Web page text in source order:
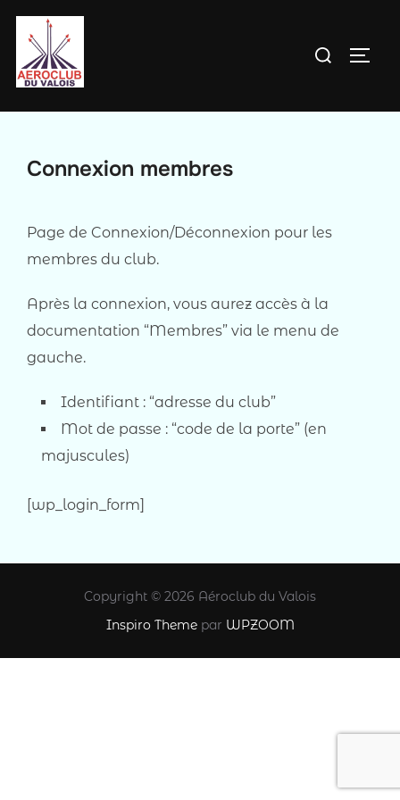
contenu
Rechercher :
Connexion membres
Page de Connexion/Déconnexion pour les
membres du club.
Après la connexion, vous aurez accès à la
documentation “Membres” via le menu de
gauche.
Identifiant : “adresse du club”
Mot de passe : “code de la porte” (en
majuscules)
[wp_login_form]
Copyright © 2026 Aéroclub du Valois
Inspiro Themepar WPZOOM